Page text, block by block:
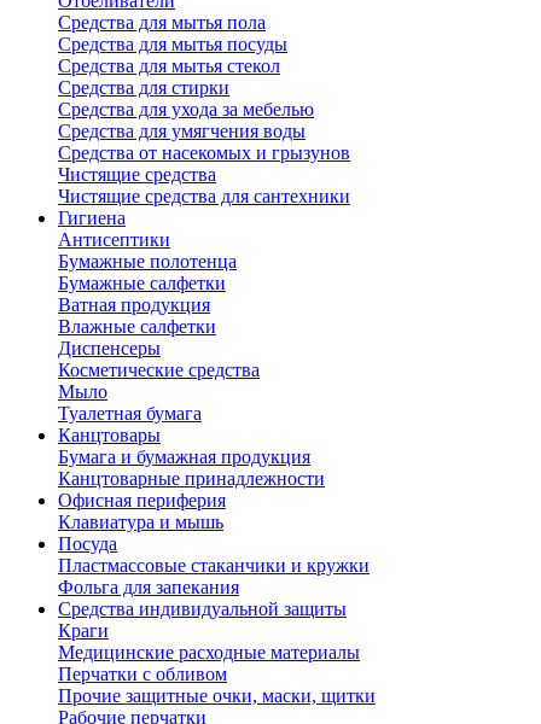
Средства для мытья пола
Средства для мытья посуды
Средства для мытья стекол
Средства для стирки
Средства для ухода за мебелью
Средства для умягчения воды
Средства от насекомых и грызунов
Чистящие средства
Чистящие средства для сантехники
Гигиена
Антисептики
Бумажные полотенца
Бумажные салфетки
Ватная продукция
Влажные салфетки
Диспенсеры
Косметические средства
Мыло
Туалетная бумага
Канцтовары
Бумага и бумажная продукция
Канцтоварные принадлежности
Офисная периферия
Клавиатура и мышь
Посуда
Пластмассовые стаканчики и кружки
Фольга для запекания
Средства индивидуальной защиты
Краги
Медицинские расходные материалы
Перчатки с обливом
Прочие защитные очки, маски, щитки
Рабочие перчатки